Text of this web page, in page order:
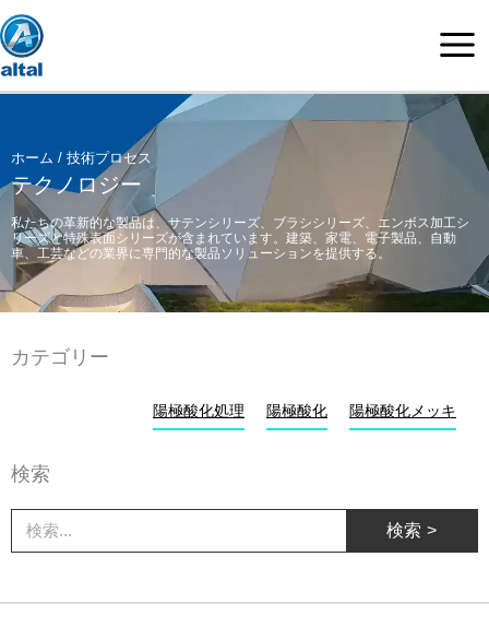
内
容
を
ス
ホーム / 技術プロセス
テクノロジー
私たちの革新的な製品は、サテンシリーズ、ブラシシリーズ、エンボス加工シ
リーズと特殊表面シリーズが含まれています。建築、家電、電子製品、自動
車、工芸などの業界に専門的な製品ソリューションを提供する。
カテゴリー
陽極酸化処理 陽極酸化 陽極酸化メッキ
検索
索
検索 >